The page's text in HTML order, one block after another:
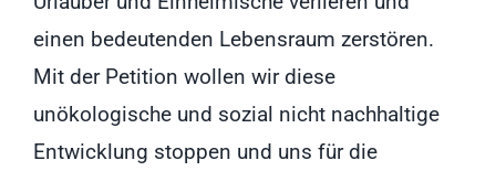
einen bedeutenden Lebensraum zerstören.
Mit der Petition wollen wir diese
unökologische und sozial nicht nachhaltige
Entwicklung stoppen und uns für die